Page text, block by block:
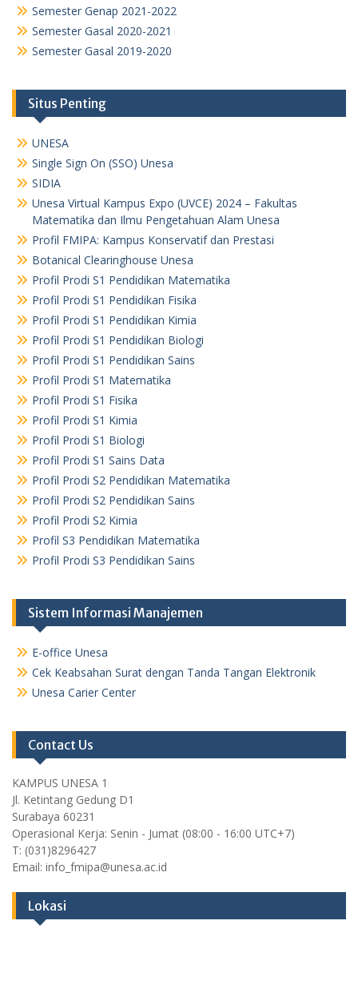
Semester Genap 2021-2022
Semester Gasal 2020-2021
Semester Gasal 2019-2020
Situs Penting
UNESA
Single Sign On (SSO) Unesa
SIDIA
Unesa Virtual Kampus Expo (UVCE) 2024 – Fakultas
Matematika dan Ilmu Pengetahuan Alam Unesa
Profil FMIPA: Kampus Konservatif dan Prestasi
Botanical Clearinghouse Unesa
Profil Prodi S1 Pendidikan Matematika
Profil Prodi S1 Pendidikan Fisika
Profil Prodi S1 Pendidikan Kimia
Profil Prodi S1 Pendidikan Biologi
Profil Prodi S1 Pendidikan Sains
Profil Prodi S1 Matematika
Profil Prodi S1 Fisika
Profil Prodi S1 Kimia
Profil Prodi S1 Biologi
Profil Prodi S1 Sains Data
Profil Prodi S2 Pendidikan Matematika
Profil Prodi S2 Pendidikan Sains
Profil Prodi S2 Kimia
Profil S3 Pendidikan Matematika
Profil Prodi S3 Pendidikan Sains
Sistem Informasi Manajemen
E-office Unesa
Cek Keabsahan Surat dengan Tanda Tangan Elektronik
Unesa Carier Center
Contact Us
KAMPUS UNESA 1
Jl. Ketintang Gedung D1
Surabaya 60231
Operasional Kerja: Senin - Jumat (08:00 - 16:00 UTC+7)
T: (031)8296427
Email: info_fmipa@unesa.ac.id
Lokasi